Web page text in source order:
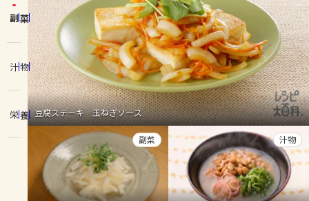
ホーム
コンテンツ
レシピ
トーク
よくあるお問い合わせ
きゅうり なす トマト
とうもろこし
ピーマン
みょうが ゴーヤ
副菜
汁物
栄養 豆腐ステーキ 玉ねぎソース
副菜 汁物